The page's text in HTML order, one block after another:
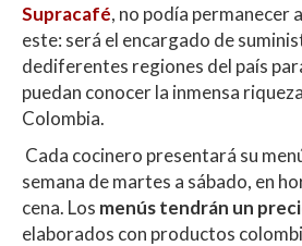
Supracafé, no podía permanecer
este: será el encargado de
dediferentes regiones del país
puedan conocer la inmensa
Colombia.
Cada cocinero presentará su
semana de martes a sábado, en
cena. Los menús tendrán un
elaborados con productos